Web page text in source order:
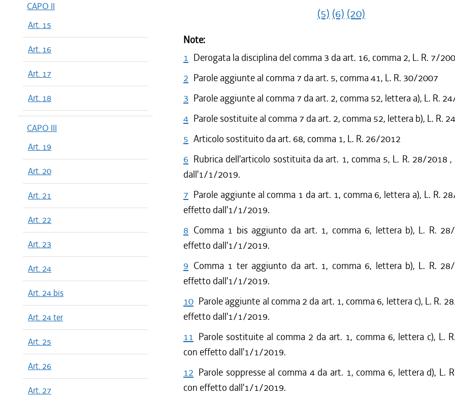
CAPO II
Art. 15
Art. 16
Art. 17
Art. 18
CAPO III
Art. 19
Art. 20
Art. 21
Art. 22
Art. 23
Art. 24
Art. 24 bis
Art. 24 ter
Art. 25
Art. 26
Art. 27
(5) (6) (20)
Note:
1 Derogata la disciplina del comma 3 da art. 16, comma 2, L. R. 7/
2 Parole aggiunte al comma 7 da art. 5, comma 41, L. R. 30/2007
3 Parole aggiunte al comma 7 da art. 2, comma 52, lettera a), L. R.
4 Parole sostituite al comma 7 da art. 2, comma 52, lettera b), L. R.
5 Articolo sostituito da art. 68, comma 1, L. R. 26/2012
6 Rubrica dell'articolo sostituita da art. 1, comma 5, L. R. 28/2018
dall'1/1/2019.
7 Parole aggiunte al comma 1 da art. 1, comma 6, lettera a), L. R.
effetto dall'1/1/2019.
8 Comma 1 bis aggiunto da art. 1, comma 6, lettera b), L. R.
effetto dall'1/1/2019.
9 Comma 1 ter aggiunto da art. 1, comma 6, lettera b), L. R.
effetto dall'1/1/2019.
10 Parole aggiunte al comma 2 da art. 1, comma 6, lettera c), L. R.
effetto dall'1/1/2019.
11 Parole sostituite al comma 2 da art. 1, comma 6, lettera c), L.
con effetto dall'1/1/2019.
12 Parole soppresse al comma 4 da art. 1, comma 6, lettera d), L.
con effetto dall'1/1/2019.